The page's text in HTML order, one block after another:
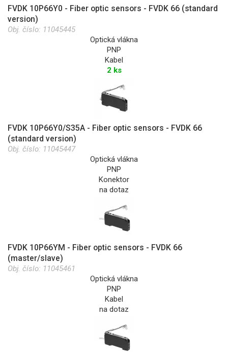
FVDK 10P66Y0 - Fiber optic sensors - FVDK 66 (standard
version)
Obj. číslo: 11045445
Optická vlákna
PNP
Kabel
2 ks
FVDK 10P66Y0/S35A - Fiber optic sensors - FVDK 66
(standard version)
Obj. číslo: 11045447
Optická vlákna
PNP
Konektor
na dotaz
FVDK 10P66YM - Fiber optic sensors - FVDK 66
(master/slave)
Obj. číslo: 11045461
Optická vlákna
PNP
Kabel
na dotaz